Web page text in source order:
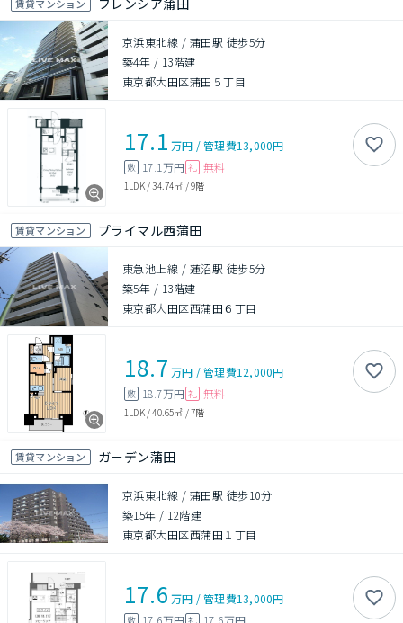
賃貸マンション フレンシア蒲田
京浜東北線 / 蒲田駅 徒歩5分
築4年 / 13階建
東京都大田区蒲田５丁目
17.1 万円 /管理費13,000円
敷 17.1万円 礼 無料
1LDK/34.74㎡ /9階
賃貸マンション プライマル西蒲田
東急池上線 / 蓮沼駅 徒歩5分
築5年 / 13階建
東京都大田区西蒲田６丁目
18.7 万円 /管理費12,000円
敷 18.7万円 礼 無料
1LDK/40.65㎡ /7階
賃貸マンション ガーデン蒲田
京浜東北線 / 蒲田駅 徒歩10分
築15年 / 12階建
東京都大田区西蒲田１丁目
17.6 万円 /管理費13,000円
敷 17.6万円 礼 17.6万円